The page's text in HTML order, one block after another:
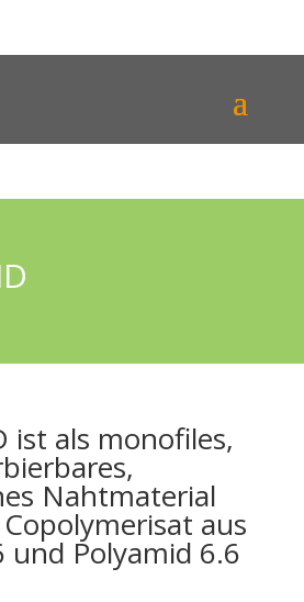
ist als monofiles,
Nahtmaterial
aus
und Polyamid 6.6